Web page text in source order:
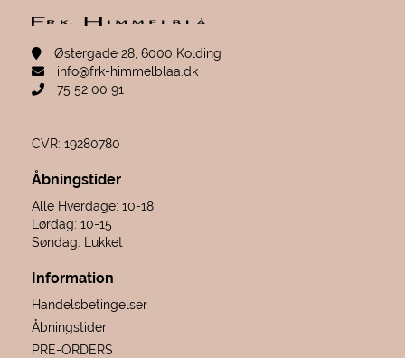
Østergade 28, 6000 Kolding
info@frk-himmelblaa.dk
75 52 00 91
CVR: 19280780
Åbningstider
Alle Hverdage: 10-18
Lørdag: 10-15
Søndag: Lukket
Information
Handelsbetingelser
Åbningstider
PRE-ORDERS